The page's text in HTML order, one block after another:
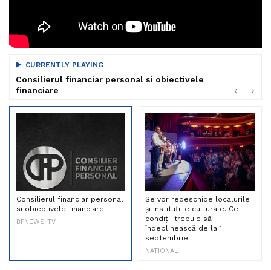
CURRENTLY PLAYING
Consilierul financiar personal si obiectivele
financiare
Consilierul financiar personal
si obiectivele financiare
BPNEWS TV
Se vor redeschide localurile
și instituțiile culturale. Ce
condiții trebuie să
îndeplinească de la 1
septembrie
NATIONAL